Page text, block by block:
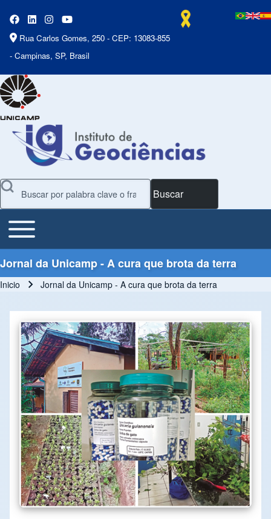
Rua Carlos Gomes, 250 - CEP: 13083-855
- Campinas, SP, Brasil
Buscar
Main Menu
Toggle main menu
Jornal da Unicamp - A cura que brota da terra
Inicio Jornal da Unicamp - A cura que brota da terra